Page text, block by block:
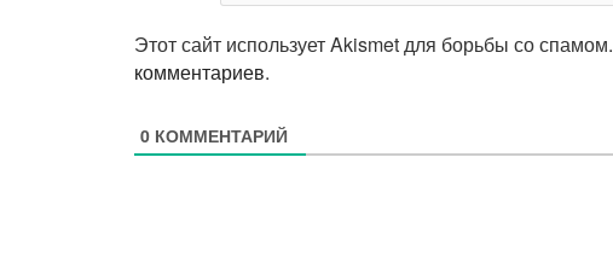
Этот сайт использует Akismet для борьбы со спамом.
комментариев.
0КОММЕНТАРИЙ